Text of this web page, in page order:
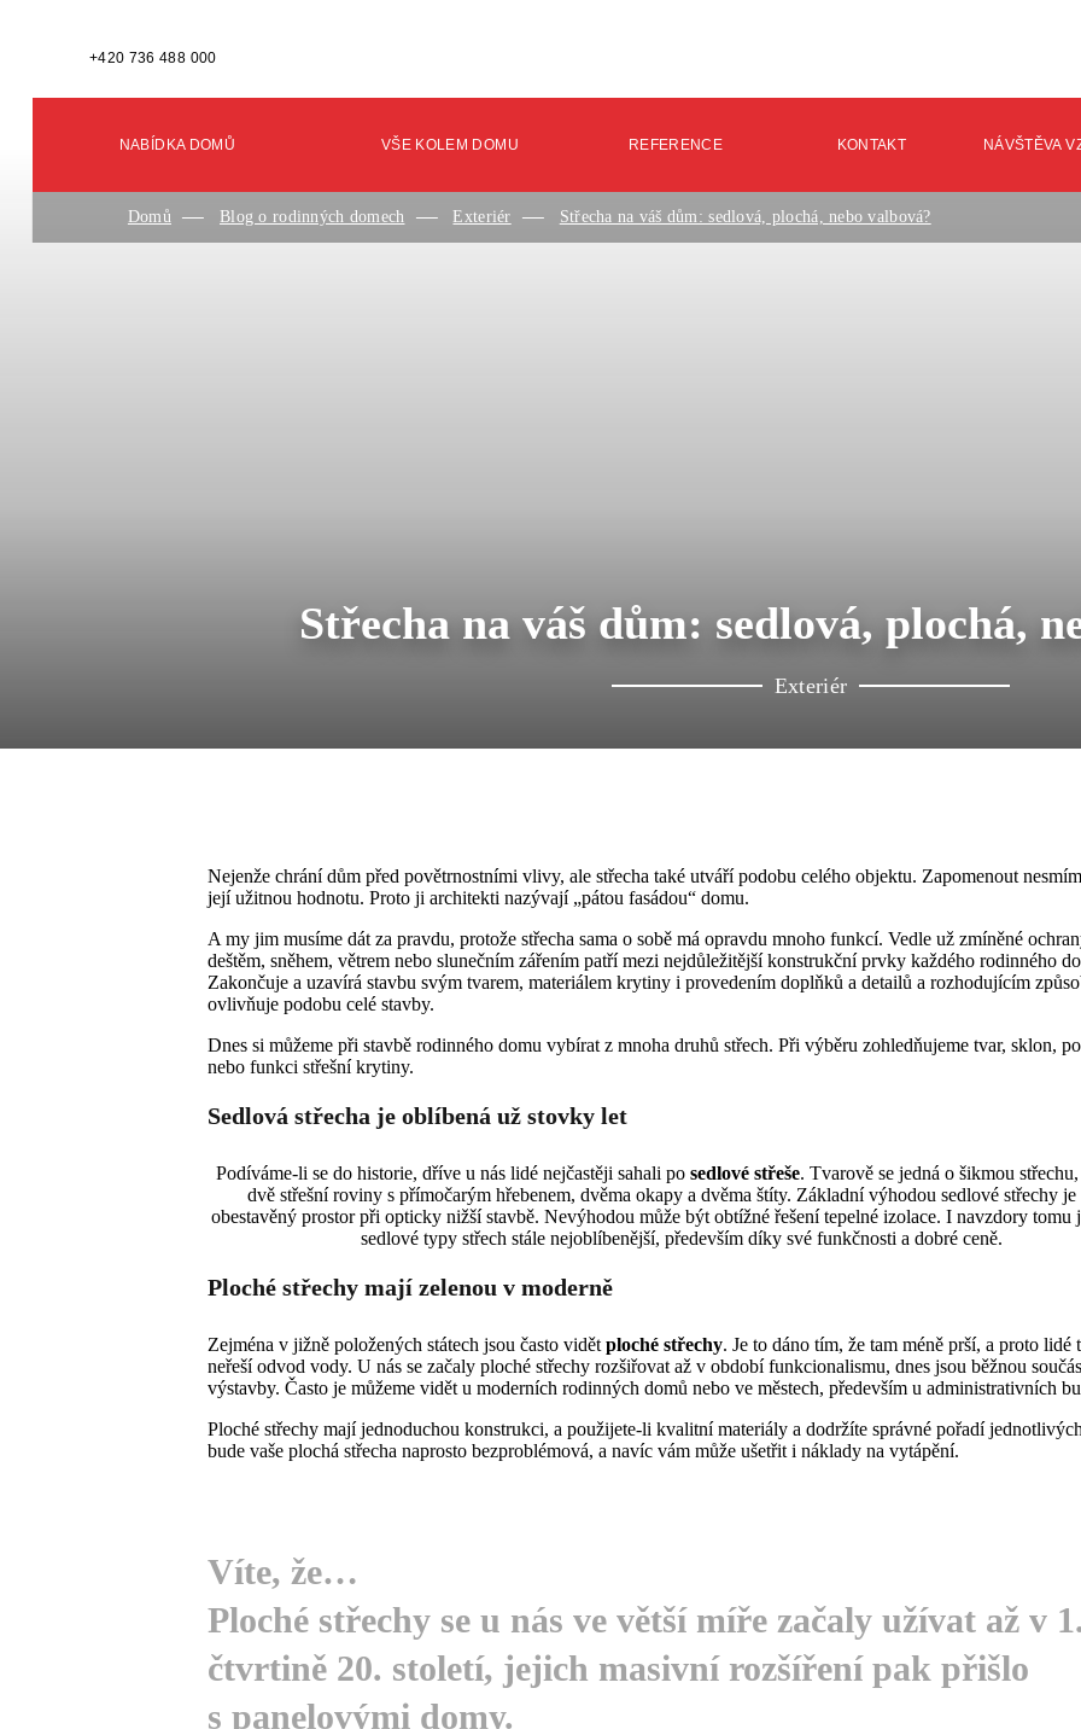
+420 736 488 000
NABÍDKA DOMŮ VŠE KOLEM DOMU REFERENCE KONTAKT NÁVŠTĚVA
Domů Blog o rodinných domech Exteriér Střecha na váš dům: sedlová, plochá, nebo valbová?
Střecha na váš dům: sedlová, plochá,
Exteriér
Nejenže chrání dům před povětrnostními vlivy, ale střecha také utváří podobu celého objektu. Zapomenout
její užitnou hodnotu. Proto ji architekti nazývají „pátou fasádou“ domu.
A my jim musíme dát za pravdu, protože střecha sama o sobě má opravdu mnoho funkcí. Vedle už zmíněné
deštěm, sněhem, větrem nebo slunečním zářením patří mezi nejdůležitější konstrukční prvky každého rodinného
Zakončuje a uzavírá stavbu svým tvarem, materiálem krytiny i provedením doplňků a detailů a rozhodujícím
ovlivňuje podobu celé stavby.
Dnes si můžeme při stavbě rodinného domu vybírat z mnoha druhů střech. Při výběru zohledňujeme tvar, sklon,
nebo funkci střešní krytiny.
Sedlová střecha je oblíbená už stovky let
Podíváme-li se do historie, dříve u nás lidé nejčastěji sahali po sedlové střeše. Tvarově se jedná o šikmou
dvě střešní roviny s přímočarým hřebenem, dvěma okapy a dvěma štíty. Základní výhodou sedlové střechy je
obestavěný prostor při opticky nižší stavbě. Nevýhodou může být obtížné řešení tepelné izolace. I navzdory tomu
sedlové typy střech stále nejoblíbenější, především díky své funkčnosti a dobré ceně.
Ploché střechy mají zelenou v moderně
Zejména v jižně položených státech jsou často vidět ploché střechy. Je to dáno tím, že tam méně prší, a proto lidé
neřeší odvod vody. U nás se začaly ploché střechy rozšiřovat až v období funkcionalismu, dnes jsou běžnou
výstavby. Často je můžeme vidět u moderních rodinných domů nebo ve městech, především u administrativních
Ploché střechy mají jednoduchou konstrukci, a použijete-li kvalitní materiály a dodržíte správné pořadí
bude vaše plochá střecha naprosto bezproblémová, a navíc vám může ušetřit i náklady na vytápění.
Víte, že…
Ploché střechy se u nás ve větší míře začaly užívat až v
čtvrtině 20. století, jejich masivní rozšíření pak přišlo
s panelovými domy.